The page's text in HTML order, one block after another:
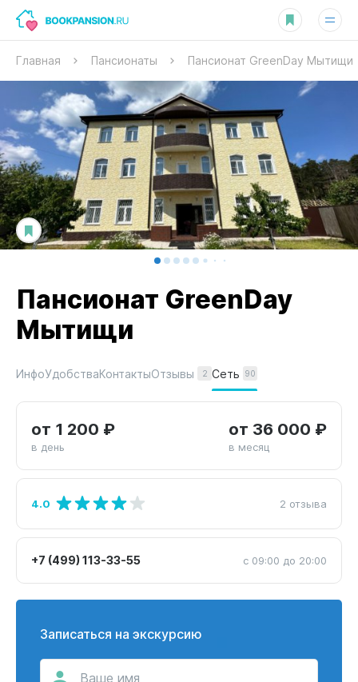
Главная Пансионаты Пансионат GreenDay Мытищи
Пансионат GreenDay
Мытищи
ИнфоУдобстваКонтактыОтзывы 2 Сеть 90
от 1 200 ₽
в день
от 36 000 ₽
в месяц
4.0 2 отзыва
+7 (499) 113-33-55 с 09:00 до 20:00
Записаться на экскурсию